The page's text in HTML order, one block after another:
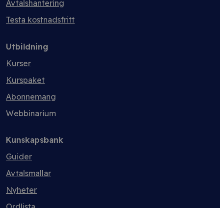
Avtalshantering
Testa kostnadsfritt
Utbildning
Kurser
Kurspaket
Abonnemang
Webbinarium
Kunskapsbank
Guider
Avtalsmallar
Nyheter